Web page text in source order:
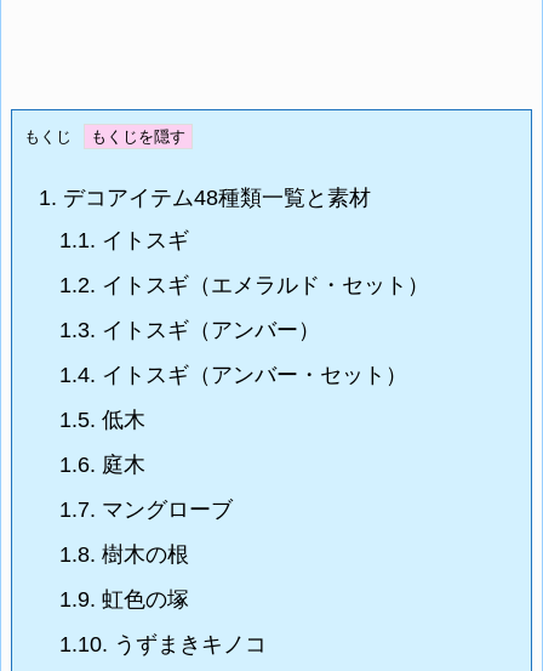
もくじ
1. デコアイテム48種類一覧と素材
1.1. イトスギ
1.2. イトスギ（エメラルド・セット）
1.3. イトスギ（アンバー）
1.4. イトスギ（アンバー・セット）
1.5. 低木
1.6. 庭木
1.7. マングローブ
1.8. 樹木の根
1.9. 虹色の塚
1.10. うずまきキノコ